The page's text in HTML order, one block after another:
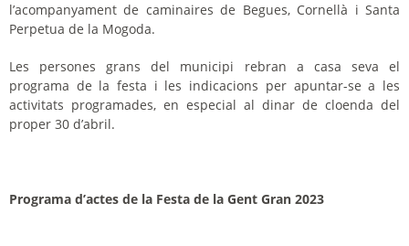
l’acompanyament de caminaires de Begues, Cornellà i Santa
Perpetua de la Mogoda.
Les persones grans del municipi rebran a casa seva el
programa de la festa i les indicacions per apuntar-se a les
activitats programades, en especial al dinar de cloenda del
proper 30 d’abril.
Programa d’actes de la Festa de la Gent Gran 2023